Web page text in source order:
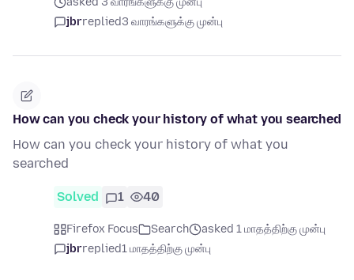
jbrreplied3 வாரங்களுக்கு முன்பு
How can you check your history of what you searched
How can you check your history of what you
searched
Solved 1 40
Firefox Focus Search
asked 1 மாதத்திற்கு முன்பு
jbrreplied1 மாதத்திற்கு முன்பு